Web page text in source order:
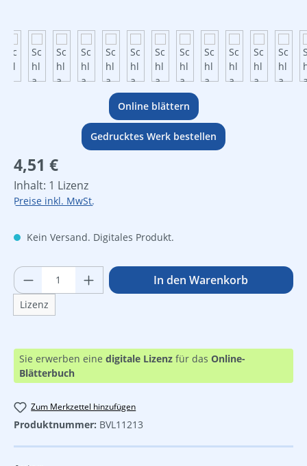
Online blättern
Gedrucktes Werk bestellen
Regulärer Preis:
4,51 €
Inhalt: 1 Lizenz
Preise inkl. MwSt.
Kein Versand. Digitales Produkt.
Produkt Anzahl: Gib den gewünschten
Lizenz
In den Warenkorb
Sie erwerben eine digitale Lizenz für das Online-
Blätterbuch
Zum Merkzettel hinzufügen
Produktnummer: BVL11213